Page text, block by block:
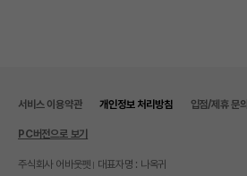
서비스 이용약관 개인정보 처리방침 입점/제휴 문의
PC버전으로 보기
주식회사 어바웃펫
대표자명 : 나옥귀